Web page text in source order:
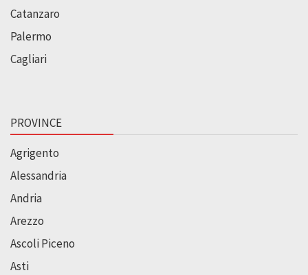
Catanzaro
Palermo
Cagliari
PROVINCE
Agrigento
Alessandria
Andria
Arezzo
Ascoli Piceno
Asti